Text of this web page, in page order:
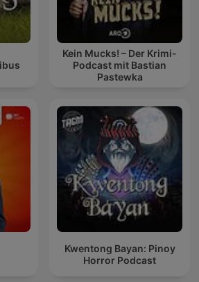
Kein Mucks! – Der Krimi-
Podcast mit Bastian
Pastewka
Kwentong Bayan: Pinoy
Horror Podcast